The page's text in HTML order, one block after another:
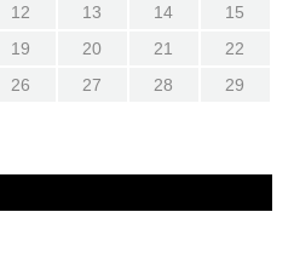
12 13 14
15
19 20 21
22
26 27 28
29